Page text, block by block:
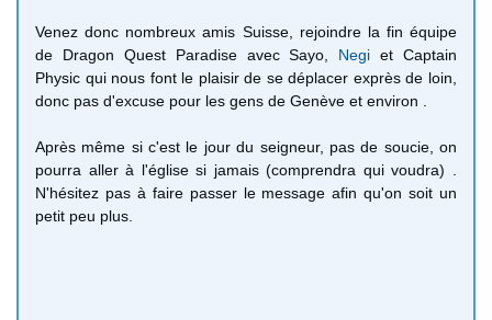
Venez donc nombreux amis Suisse, rejoindre la fin équipe
de Dragon Quest Paradise avec Sayo, Negi et Captain
Physic qui nous font le plaisir de se déplacer exprès de loin,
donc pas d'excuse pour les gens de Genève et environ .
Après même si c'est le jour du seigneur, pas de soucie, on
pourra aller à l'église si jamais (comprendra qui voudra) .
N'hésitez pas à faire passer le message afin qu'on soit un
petit peu plus.